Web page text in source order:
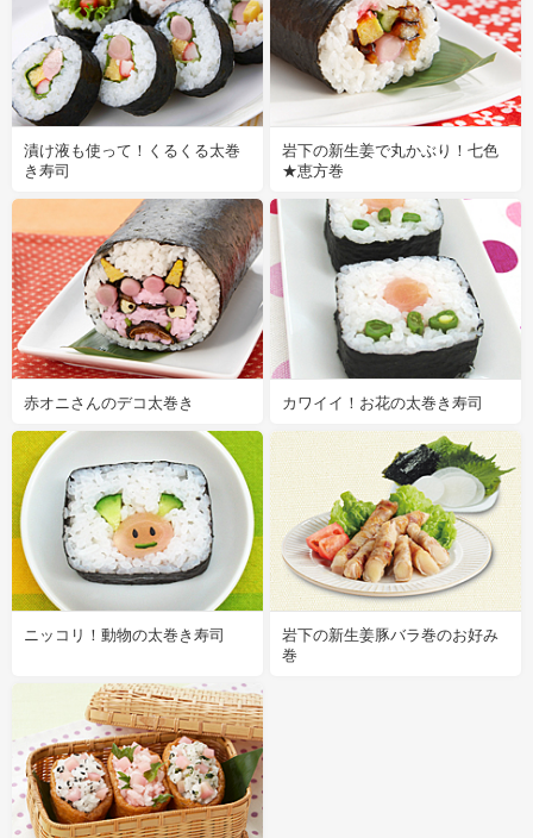
漬け液も使って！くるくる太巻
き寿司
岩下の新生姜で丸かぶり！七色
★恵方巻
赤オニさんのデコ太巻き カワイイ！お花の太巻き寿司
ニッコリ！動物の太巻き寿司
岩下の新生姜豚バラ巻のお好み
巻